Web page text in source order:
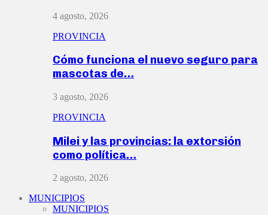
4 agosto, 2026
PROVINCIA
Cómo funciona el nuevo seguro para
mascotas de…
3 agosto, 2026
PROVINCIA
Milei y las provincias: la extorsión
como política…
2 agosto, 2026
MUNICIPIOS
MUNICIPIOS